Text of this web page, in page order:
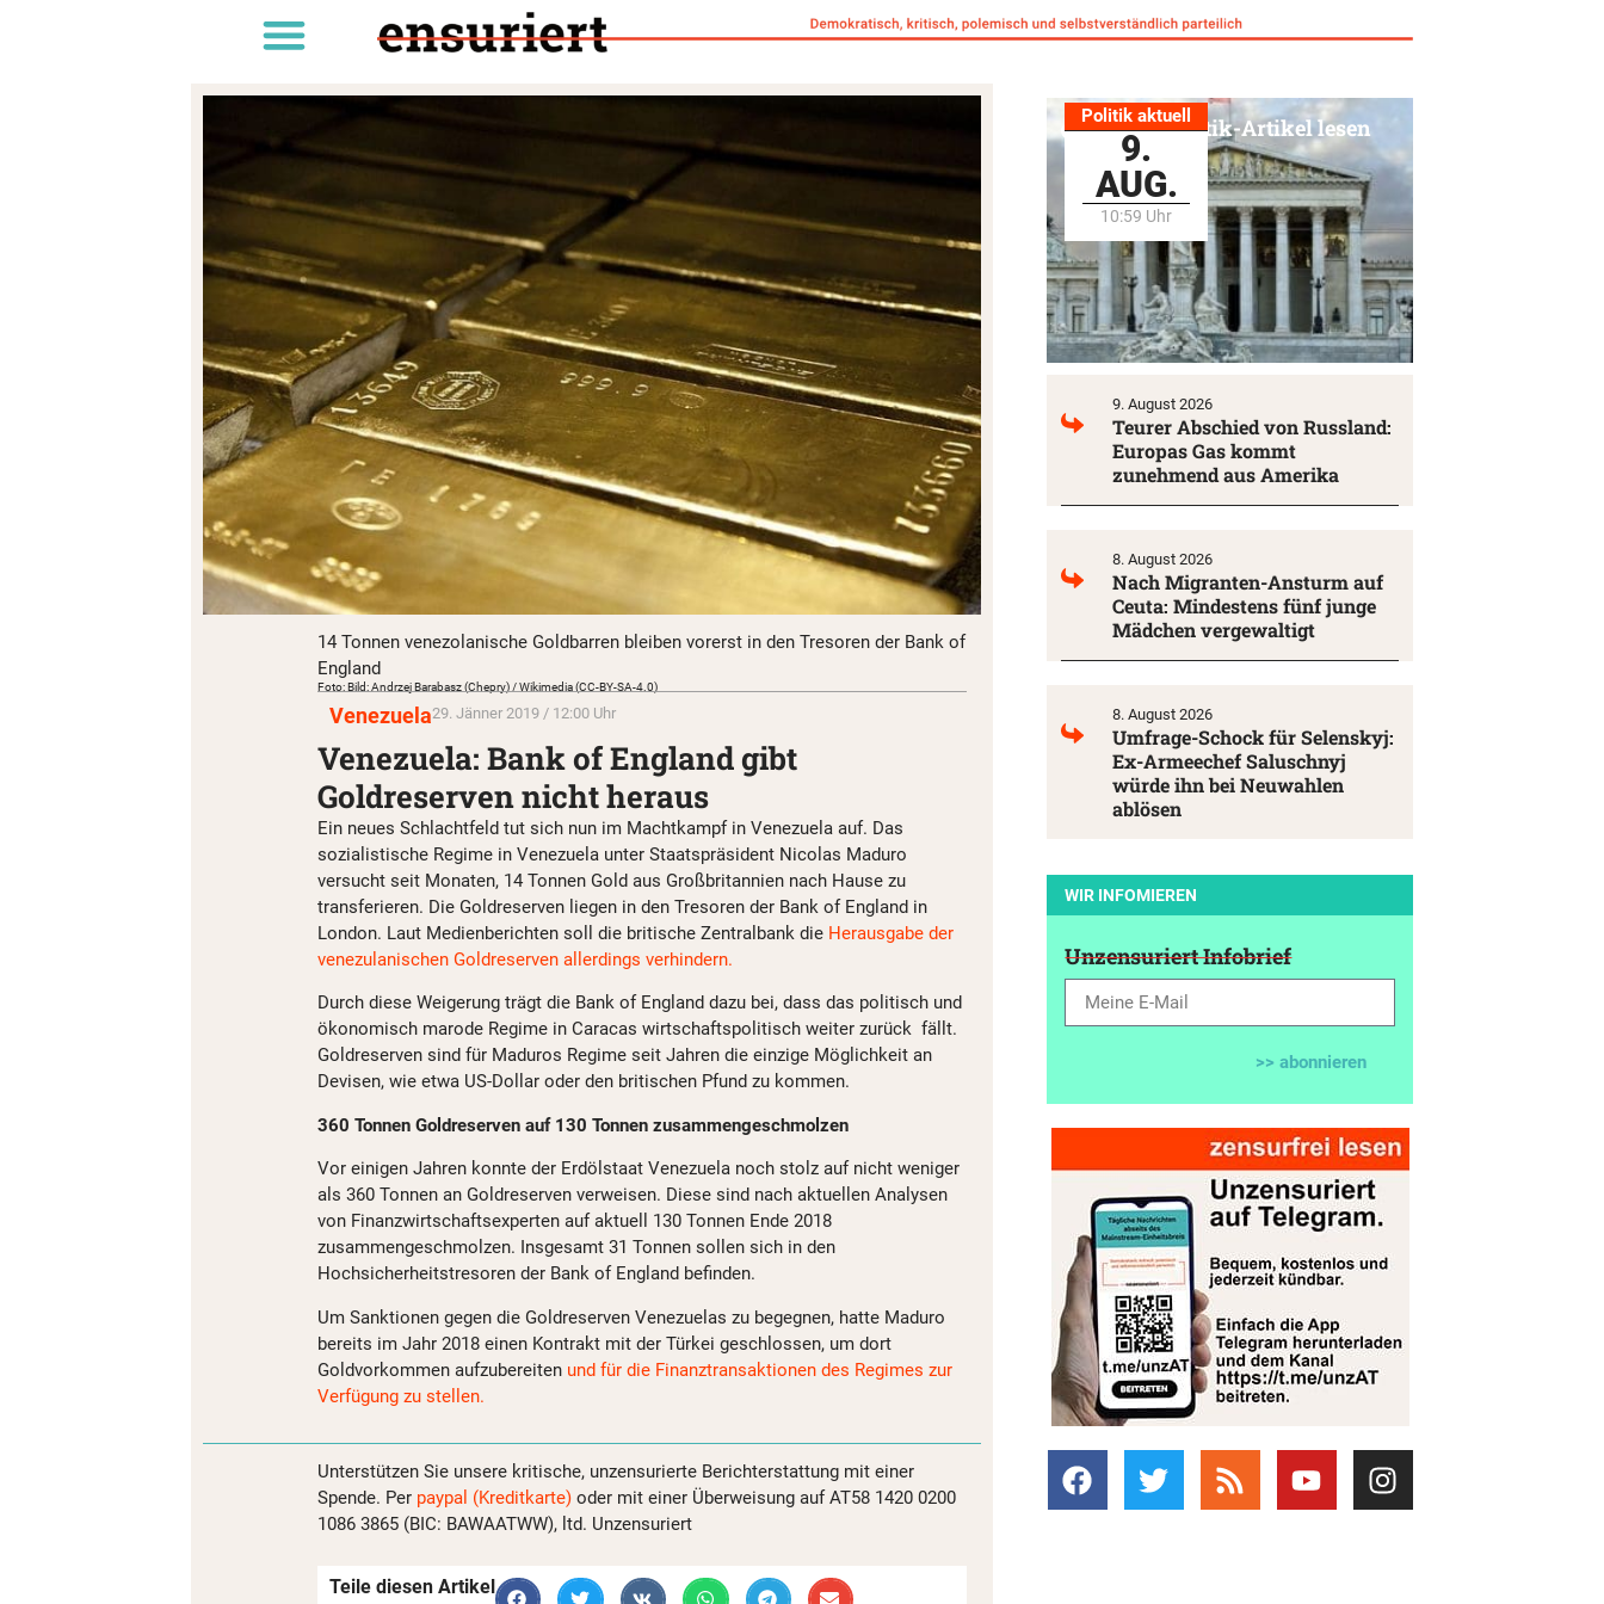
14 Tonnen venezolanische Goldbarren bleiben vorerst in den Tresoren der Bank of
England
Foto: Bild: Andrzej Barabasz (Chepry) / Wikimedia (CC-BY-SA-4.0)
Venezuela29. Jänner 2019 / 12:00 Uhr
Venezuela: Bank of England gibt
Goldreserven nicht heraus
Ein neues Schlachtfeld tut sich nun im Machtkampf in Venezuela auf. Das
sozialistische Regime in Venezuela unter Staatspräsident Nicolas Maduro
versucht seit Monaten, 14 Tonnen Gold aus Großbritannien nach Hause zu
transferieren. Die Goldreserven liegen in den Tresoren der Bank of England in
London. Laut Medienberichten soll die britische Zentralbank die Herausgabe der
venezulanischen Goldreserven allerdings verhindern.
Durch diese Weigerung trägt die Bank of England dazu bei, dass das politisch und
ökonomisch marode Regime in Caracas wirtschaftspolitisch weiter zurück fällt.
Goldreserven sind für Maduros Regime seit Jahren die einzige Möglichkeit an
Devisen, wie etwa US-Dollar oder den britischen Pfund zu kommen.
360 Tonnen Goldreserven auf 130 Tonnen zusammengeschmolzen
Vor einigen Jahren konnte der Erdölstaat Venezuela noch stolz auf nicht weniger
als 360 Tonnen an Goldreserven verweisen. Diese sind nach aktuellen Analysen
von Finanzwirtschaftsexperten auf aktuell 130 Tonnen Ende 2018
zusammengeschmolzen. Insgesamt 31 Tonnen sollen sich in den
Hochsicherheitstresoren der Bank of England befinden.
Um Sanktionen gegen die Goldreserven Venezuelas zu begegnen, hatte Maduro
bereits im Jahr 2018 einen Kontrakt mit der Türkei geschlossen, um dort
Goldvorkommen aufzubereiten und für die Finanztransaktionen des Regimes zur
Verfügung zu stellen.
Unterstützen Sie unsere kritische, unzensurierte Berichterstattung mit einer
Spende. Per paypal (Kreditkarte) oder mit einer Überweisung auf AT58 1420 0200
1086 3865 (BIC: BAWAATWW), ltd. Unzensuriert
Teile diesen Artikel
Politik aktuell
9.
AUG.
10:59 Uhr
Alle Politik-Artikel lesen
9. August 2026
Teurer Abschied von Russland:
Europas Gas kommt
zunehmend aus Amerika
8. August 2026
Nach Migranten-Ansturm auf
Ceuta: Mindestens fünf junge
Mädchen vergewaltigt
8. August 2026
Umfrage-Schock für Selenskyj:
Ex-Armeechef Saluschnyj
würde ihn bei Neuwahlen
ablösen
WIR INFOMIEREN
Unzensuriert Infobrief
>> abonnieren